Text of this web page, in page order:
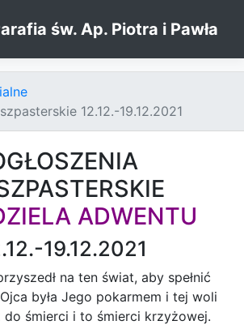
św. Ap. Piotra i Pawła
12.12.-19.12.2021
ADWENTU
19.12.2021
na ten świat, aby spełnić
była Jego pokarmem i tej woli
do śmierci i to śmierci krzyżowej.